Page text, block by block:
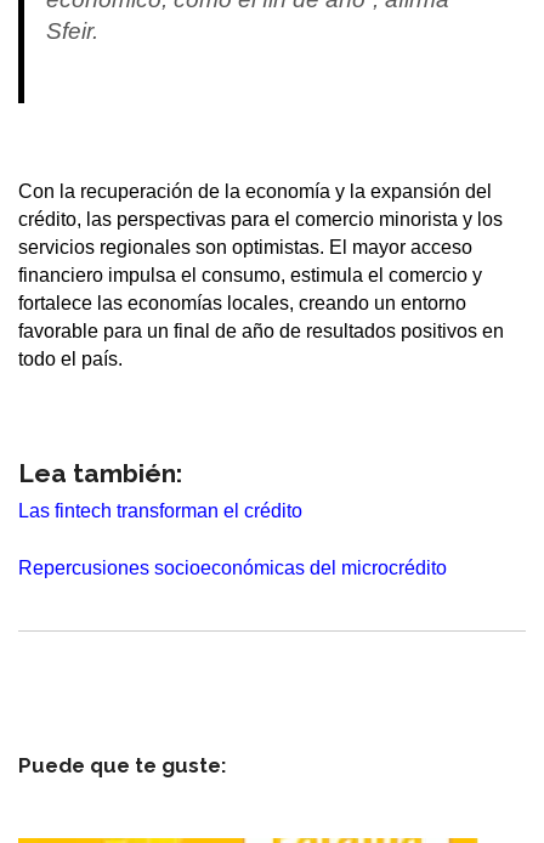
Sfeir.
Con la recuperación de la economía y la expansión del
crédito, las perspectivas para el comercio minorista y los
servicios regionales son optimistas. El mayor acceso
financiero impulsa el consumo, estimula el comercio y
fortalece las economías locales, creando un entorno
favorable para un final de año de resultados positivos en
todo el país.
Lea también:
Las fintech transforman el crédito
Repercusiones socioeconómicas del microcrédito
Puede que te guste: